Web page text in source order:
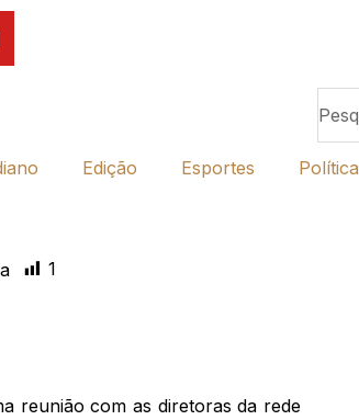
Edição Esportes Política
1
reunião com as diretoras da rede